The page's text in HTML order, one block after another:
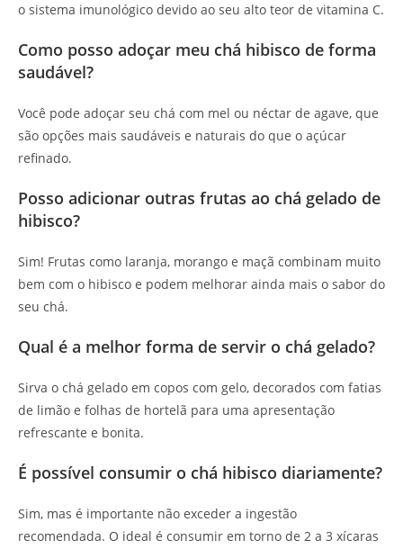
o sistema imunológico devido ao seu alto teor de vitamina C.
Como posso adoçar meu chá hibisco de forma
saudável?
Você pode adoçar seu chá com mel ou néctar de agave, que
são opções mais saudáveis e naturais do que o açúcar
refinado.
Posso adicionar outras frutas ao chá gelado de
hibisco?
Sim! Frutas como laranja, morango e maçã combinam muito
bem com o hibisco e podem melhorar ainda mais o sabor do
seu chá.
Qual é a melhor forma de servir o chá gelado?
Sirva o chá gelado em copos com gelo, decorados com fatias
de limão e folhas de hortelã para uma apresentação
refrescante e bonita.
É possível consumir o chá hibisco diariamente?
Sim, mas é importante não exceder a ingestão
recomendada. O ideal é consumir em torno de 2 a 3 xícaras